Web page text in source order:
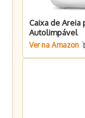
Caixa de Areia
Autolimpável
Ver na Amazon